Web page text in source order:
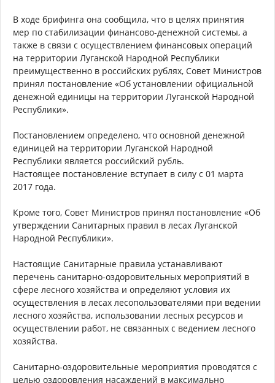
В ходе брифинга она сообщила, что в целях принятия
мер по стабилизации финансово-денежной системы, а
также в связи с осуществлением финансовых операций
на территории Луганской Народной Республики
преимущественно в российских рублях, Совет Министров
принял постановление «Об установлении официальной
денежной единицы на территории Луганской Народной
Республики».
Постановлением определено, что основной денежной
единицей на территории Луганской Народной
Республики является российский рубль.
Настоящее постановление вступает в силу с 01 марта
2017 года.
Кроме того, Совет Министров принял постановление «Об
утверждении Санитарных правил в лесах Луганской
Народной Республики».
Настоящие Санитарные правила устанавливают
перечень санитарно-оздоровительных мероприятий в
сфере лесного хозяйства и определяют условия их
осуществления в лесах лесопользователями при ведении
лесного хозяйства, использовании лесных ресурсов и
осуществлении работ, не связанных с ведением лесного
хозяйства.
Санитарно-оздоровительные мероприятия проводятся с
целью оздоровления насаждений в максимально